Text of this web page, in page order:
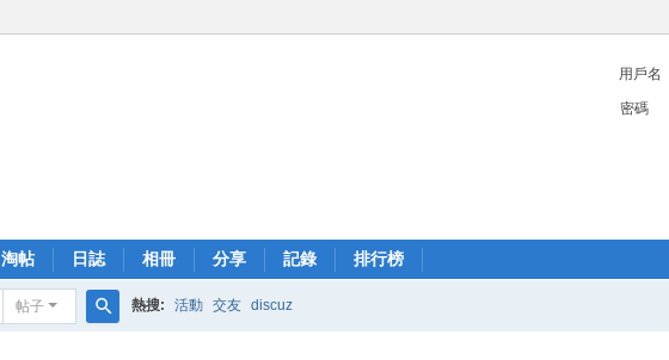
用戶名
密碼
淘帖 日誌 相冊 分享 記錄 排行榜
帖子 熱搜: 活動 交友 discuz